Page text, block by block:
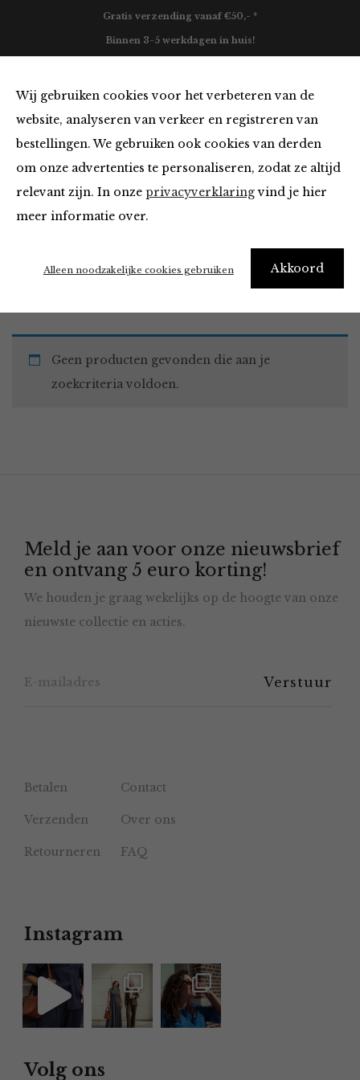
Wij gebruiken cookies voor het verbeteren van de
website, analyseren van verkeer en registreren van
bestellingen. We gebruiken ook cookies van derden
om onze advertenties te personaliseren, zodat ze altijd
relevant zijn. In onze privacyverklaringvind je hier
meer informatie over.
Akkoord
Alleen noodzakelijke cookies gebruiken
Gratis verzending vanaf €50,- *
Binnen 3-5 werkdagen in huis!
Broeken en Jumpsuits
Home Winkel Kleding Broeken en Jumpsuits
Geen producten gevonden die aan je
zoekcriteria voldoen.
Meld je aan voor onze nieuwsbrief
en ontvang 5 euro korting!
We houden je graag wekelijks op de hoogte van onze
nieuwste collectie en acties.
Betalen Contact
Verzenden Over ons
Retourneren FAQ
Instagram
Volg ons